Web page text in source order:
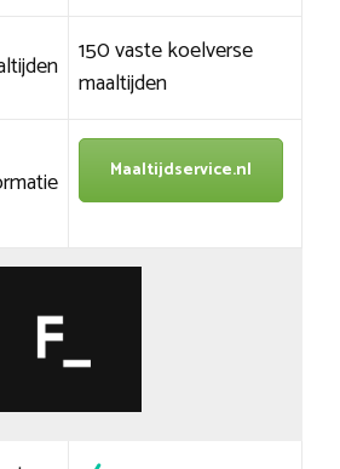
150 vaste koelverse
maaltijden
Maaltijdservice.nl